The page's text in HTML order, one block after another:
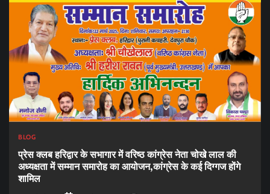
BLOG
प्रेस क्लब हरिद्वार के सभागार में वरिष्ठ कांग्रेस नेता चोखे लाल की
अध्यक्षता में सम्मान समारोह का आयोजन,कांग्रेस के कई दिग्गज होंगे
शामिल